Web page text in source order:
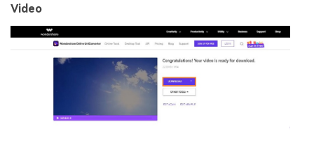
Video